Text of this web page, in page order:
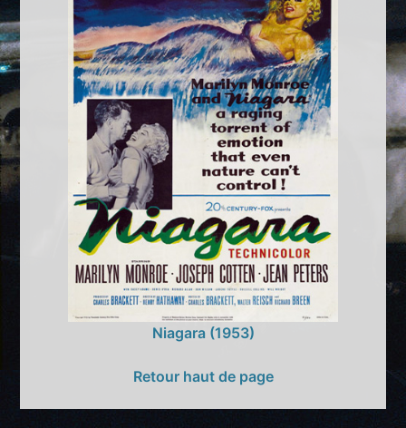
Niagara (1953)
Retour haut de page